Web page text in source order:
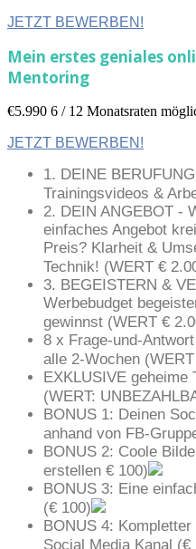
JETZT BEWERBEN!
Mein erstes geniales
Mentoring
€5.990 6 / 12 Monatsraten
JETZT BEWERBEN!
1. DEINE
Trainingsvideos &
2. DEIN ANGEBOT -
einfaches Angebot
Preis? Klarheit &
Technik! (WERT €
3. BEGEISTERN &
Werbebudget
gewinnst (WERT €
8 x Frage-und-
alle 2-Wochen
EXKLUSIVE geheime
(WERT:
BONUS 1: Deinen
anhand von FB-
BONUS 2: Coole
erstellen € 100)
BONUS 3: Eine
(€ 100)
BONUS 4:
Social Media Kanal (€